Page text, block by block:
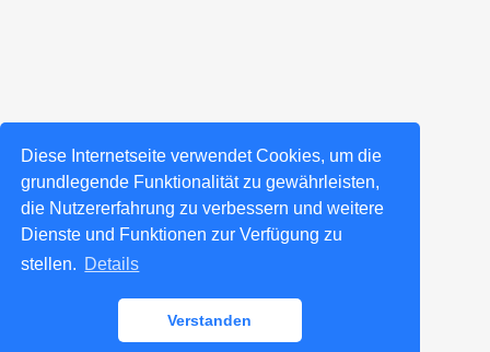
Diese Internetseite verwendet Cookies, um die
grundlegende Funktionalität zu gewährleisten,
die Nutzererfahrung zu verbessern und weitere
Dienste und Funktionen zur Verfügung zu
stellen. Details
Verstanden